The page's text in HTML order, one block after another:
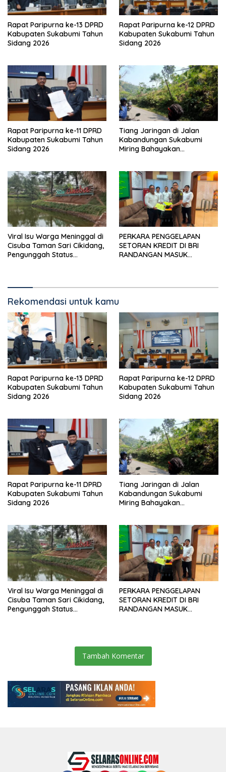
Rapat Paripurna ke-13 DPRD
Kabupaten Sukabumi Tahun
Sidang 2026
Rapat Paripurna ke-12 DPRD
Kabupaten Sukabumi Tahun
Sidang 2026
Rapat Paripurna ke-11 DPRD
Kabupaten Sukabumi Tahun
Sidang 2026
Tiang Jaringan di Jalan
Kabandungan Sukabumi
Miring Bahayakan
Viral Isu Warga Meninggal di
Cisuba Taman Sari Cikidang,
Pengunggah Status
PERKARA PENGGELAPAN
SETORAN KREDIT DI BRI
RANDANGAN MASUK
Rekomendasi untuk kamu
Rapat Paripurna ke-13 DPRD
Kabupaten Sukabumi Tahun
Sidang 2026
Rapat Paripurna ke-12 DPRD
Kabupaten Sukabumi Tahun
Sidang 2026
Rapat Paripurna ke-11 DPRD
Kabupaten Sukabumi Tahun
Sidang 2026
Tiang Jaringan di Jalan
Kabandungan Sukabumi
Miring Bahayakan
Viral Isu Warga Meninggal di
Cisuba Taman Sari Cikidang,
Pengunggah Status
PERKARA PENGGELAPAN
SETORAN KREDIT DI BRI
RANDANGAN MASUK
Tambah Komentar